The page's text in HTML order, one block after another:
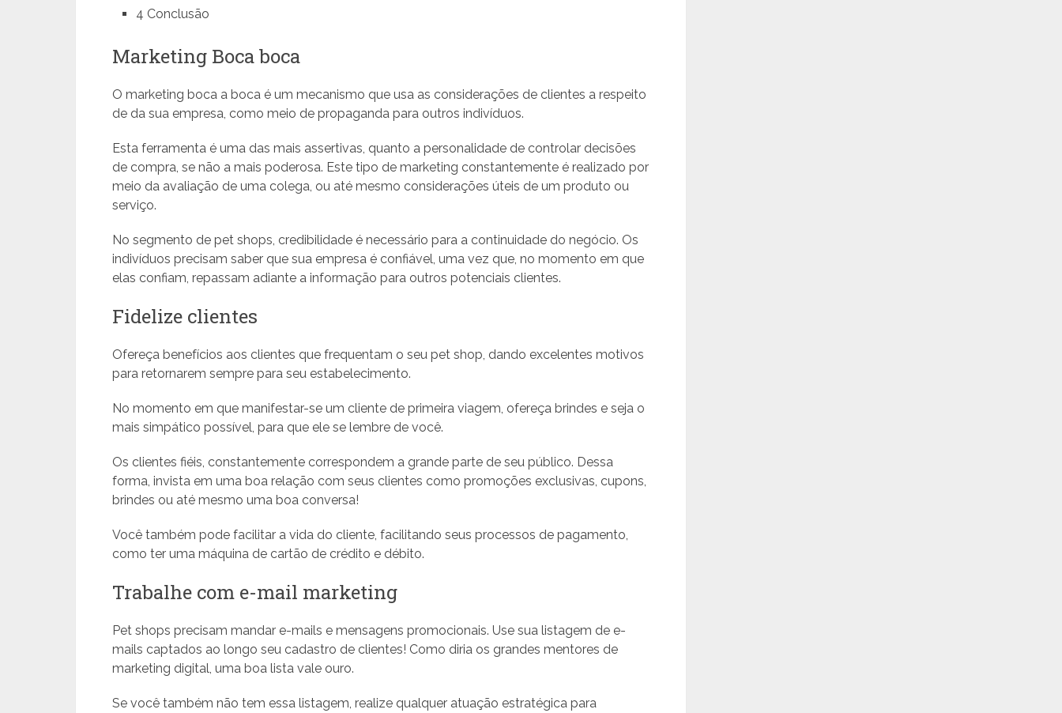
4 Conclusão
Marketing Boca boca
O marketing boca a boca é um mecanismo que usa as considerações de clientes a respeito
de da sua empresa, como meio de propaganda para outros indivíduos.
Esta ferramenta é uma das mais assertivas, quanto a personalidade de controlar decisões
de compra, se não a mais poderosa. Este tipo de marketing constantemente é realizado por
meio da avaliação de uma colega, ou até mesmo considerações úteis de um produto ou
serviço.
No segmento de pet shops, credibilidade é necessário para a continuidade do negócio. Os
indivíduos precisam saber que sua empresa é confiável, uma vez que, no momento em que
elas confiam, repassam adiante a informação para outros potenciais clientes.
Fidelize clientes
Ofereça benefícios aos clientes que frequentam o seu pet shop, dando excelentes motivos
para retornarem sempre para seu estabelecimento.
No momento em que manifestar-se um cliente de primeira viagem, ofereça brindes e seja o
mais simpático possível, para que ele se lembre de você.
Os clientes fiéis, constantemente correspondem a grande parte de seu público. Dessa
forma, invista em uma boa relação com seus clientes como promoções exclusivas, cupons,
brindes ou até mesmo uma boa conversa!
Você também pode facilitar a vida do cliente, facilitando seus processos de pagamento,
como ter uma máquina de cartão de crédito e débito.
Trabalhe com e-mail marketing
Pet shops precisam mandar e-mails e mensagens promocionais. Use sua listagem de e-
mails captados ao longo seu cadastro de clientes! Como diria os grandes mentores de
marketing digital, uma boa lista vale ouro.
Se você também não tem essa listagem, realize qualquer atuação estratégica para